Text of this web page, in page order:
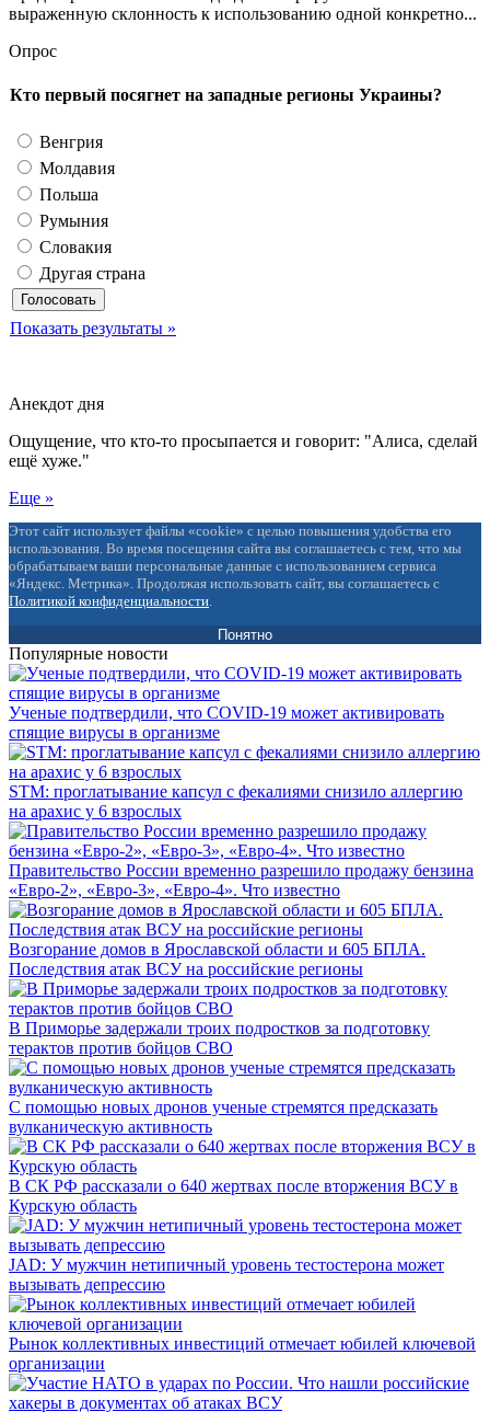
выраженную склонность к использованию одной конкретно...
Опрос
Кто первый посягнет на западные регионы Украины?
Венгрия
Молдавия
Польша
Румыния
Словакия
Другая страна
Показать результаты »
Анекдот дня
Ощущение, что кто-то просыпается и говорит: "Алиса, сделай
ещё хуже."
Еще »
Этот сайт использует файлы «cookie» с целью повышения удобства его
использования. Во время посещения сайта вы соглашаетесь с тем, что мы
обрабатываем ваши персональные данные с использованием сервиса
«Яндекс. Метрика». Продолжая использовать сайт, вы соглашаетесь с
Политикой конфиденциальности.
Понятно
Популярные новости
Ученые подтвердили, что COVID-19 может активировать
спящие вирусы в организме
STM: проглатывание капсул с фекалиями снизило аллергию
на арахис у 6 взрослых
Правительство России временно разрешило продажу бензина
«Евро-2», «Евро-3», «Евро-4». Что известно
Возгорание домов в Ярославской области и 605 БПЛА.
Последствия атак ВСУ на российские регионы
В Приморье задержали троих подростков за подготовку
терактов против бойцов СВО
С помощью новых дронов ученые стремятся предсказать
вулканическую активность
В СК РФ рассказали о 640 жертвах после вторжения ВСУ в
Курскую область
JAD: У мужчин нетипичный уровень тестостерона может
вызывать депрессию
Рынок коллективных инвестиций отмечает юбилей ключевой
организации